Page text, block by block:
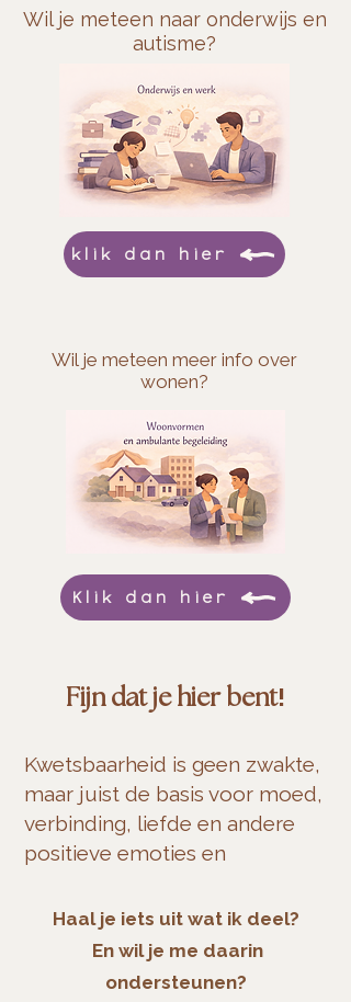
Wil je meteen naar onderwijs en
autisme?
klik dan hier
Wil je meteen meer info over
wonen?
Klik dan hier
Fijn dat je hier bent!
Kwetsbaarheid is geen zwakte,
maar juist de basis voor moed,
verbinding, liefde en andere
positieve emoties en
-Brené Brown
Naar podcastpagina
Haal je iets uit wat ik deel?
En wil je me daarin
ondersteunen?